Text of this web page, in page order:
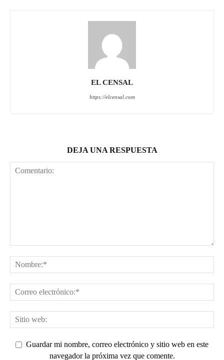
EL CENSAL
https://elcensal.com
DEJA UNA RESPUESTA
Guardar mi nombre, correo electrónico y sitio web en este
navegador la próxima vez que comente.